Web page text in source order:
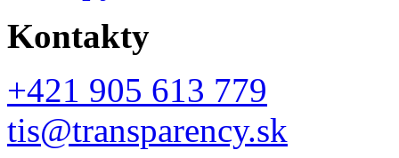
Kontakty
+421 905 613 779
tis@transparency.sk